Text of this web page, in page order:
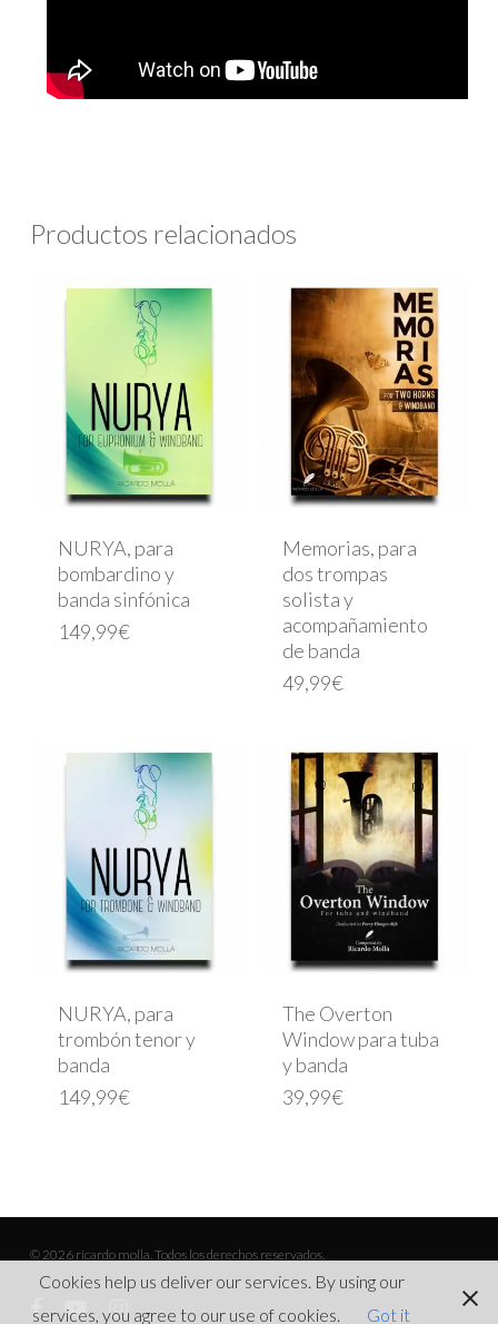
Productos relacionados
NURYA, para
bombardino y
banda sinfónica
149,99€
Memorias, para
dos trompas
solista y
acompañamiento
de banda
49,99€
NURYA, para
trombón tenor y
banda
149,99€
The Overton
Window para tuba
y banda
39,99€
© 2026 ricardo molla. Todos los derechos reservados.
facebookyoutube
Cookies help us deliver our services. By using our
services, you agree to our use of cookies.
Got it